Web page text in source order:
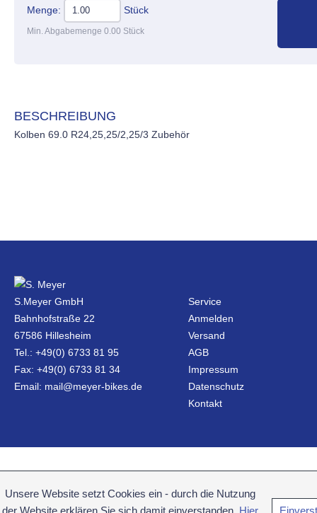
Menge: Stück
Min. Abgabemenge 0.00 Stück
BESCHREIBUNG
Kolben 69.0 R24,25,25/2,25/3 Zubehör
S.Meyer GmbH
Bahnhofstraße 22
67586 Hillesheim
Tel.: +49(0) 6733 81 95
Fax: +49(0) 6733 81 34
Email: mail@meyer-bikes.de
Service
Anmelden
Versand
AGB
Impressum
Datenschutz
Kontakt
Unsere Website setzt Cookies ein - durch die Nutzung
der Website erklären Sie sich damit einverstanden. Hier